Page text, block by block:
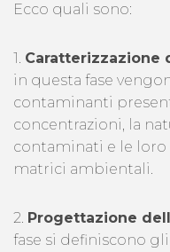
Ecco quali sono:
1. Caratterizzazione
in questa fase
contaminanti
concentrazioni, la
contaminati e le
matrici ambientali.
2. Progettazione
fase si definiscono